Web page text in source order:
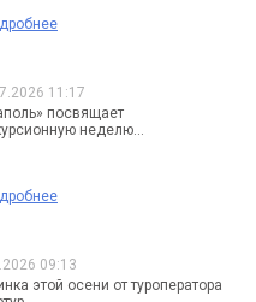
11:17
посвящает
неделю...
09:13
этой осени от туроператора